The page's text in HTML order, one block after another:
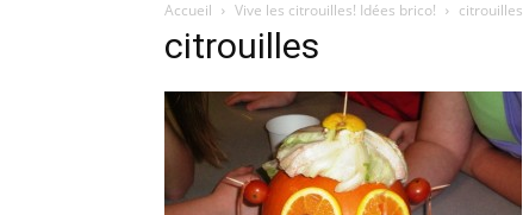
Accueil Vive les citrouilles! Idées brico! citrouilles
citrouilles